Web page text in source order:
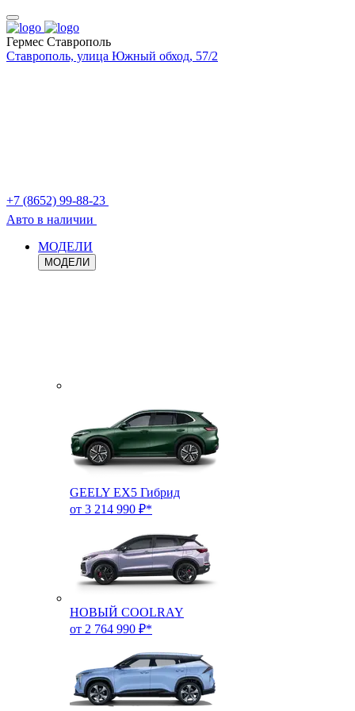
Гермес Ставрополь
Ставрополь, улица Южный обход, 57/2
+7 (8652) 99-88-23
Авто в наличии
МОДЕЛИ
МОДЕЛИ
GEELY EX5 Гибрид
от 3 214 990 ₽*
НОВЫЙ COOLRAY
от 2 764 990 ₽*